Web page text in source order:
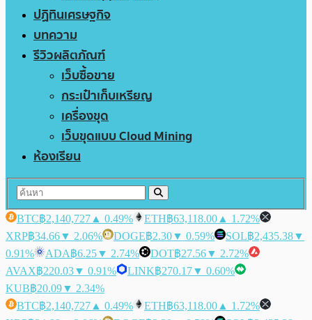
ปฏิทินเศรษฐกิจ
บทความ
รีวิวผลิตภัณฑ์
เว็บซื้อขาย
กระเป๋าเก็บเหรียญ
เครื่องขุด
เว็บขุดแบบ Cloud Mining
ห้องเรียน
BTC฿2,140,727 ▲ 0.49% ETH฿63,118.00 ▲ 1.72%
XRP฿34.66▼ 2.06% DOGE฿2.30▼ 0.59% SOL฿2,435.38▼
0.91%
ADA฿6.25▼ 2.74% DOT฿27.56▼ 2.72%
AVAX฿220.03▼ 0.91% LINK฿270.17▼ 0.60%
KUB฿20.09▼ 2.34%
BTC฿2,140,727 ▲ 0.49% ETH฿63,118.00 ▲ 1.72%